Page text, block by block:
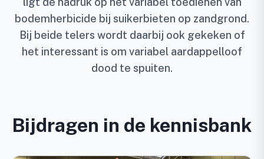
bodemherbicide bij suikerbieten op zandgrond.
Bij beide telers wordt daarbij ook gekeken of
het interessant is om variabel aardappelloof
dood te spuiten.
Bijdragen in de kennisbank